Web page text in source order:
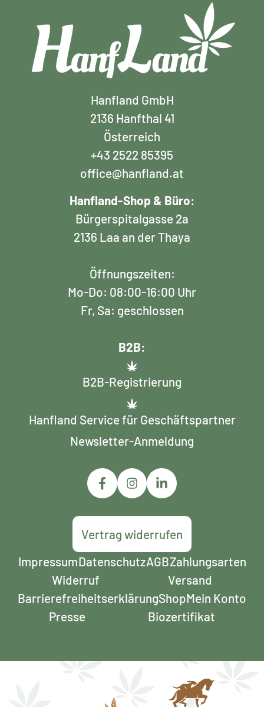
Hanfland GmbH
2136 Hanfthal 41
Österreich
+43 2522 85395
office@hanfland.at
Hanfland-Shop & Büro:
Bürgerspitalgasse 2a
2136 Laa an der Thaya
Öffnungszeiten:
Mo-Do: 08:00-16:00 Uhr
Fr, Sa: geschlossen
B2B:
B2B-Registrierung
Hanfland Service für Geschäftspartner
Newsletter-Anmeldung
Vertrag widerrufen
ImpressumDatenschutzAGBZahlungsarten
Widerruf
Versand
Barrierefreiheits­erklärungShopMein Konto
Presse
Biozertifikat